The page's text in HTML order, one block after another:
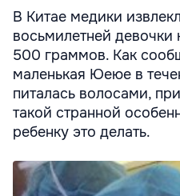
В Китае медики
восьмилетней девочки
500 граммов. Как
маленькая Юеюе в
питалась волосами,
такой странной
ребенку это делать.